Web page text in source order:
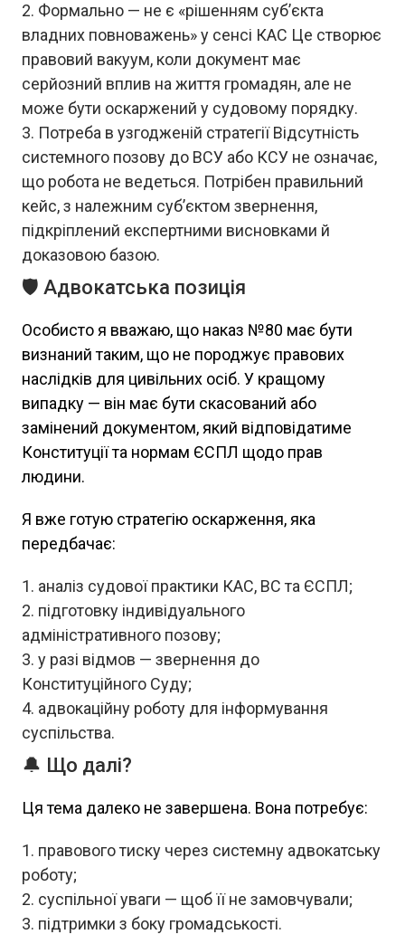
Формально — не є «рішенням суб’єкта
владних повноважень» у сенсі КАС Це створює
правовий вакуум, коли документ має
серйозний вплив на життя громадян, але не
може бути оскаржений у судовому порядку.
Потреба в узгодженій стратегії Відсутність
системного позову до ВСУ або КСУ не означає,
що робота не ведеться. Потрібен правильний
кейс, з належним суб’єктом звернення,
підкріплений експертними висновками й
доказовою базою.
🛡️ Адвокатська позиція
Особисто я вважаю, що наказ №80 має бути
визнаний таким, що не породжує правових
наслідків для цивільних осіб. У кращому
випадку — він має бути скасований або
замінений документом, який відповідатиме
Конституції та нормам ЄСПЛ щодо прав
людини.
Я вже готую стратегію оскарження, яка
передбачає:
аналіз судової практики КАС, ВС та ЄСПЛ;
підготовку індивідуального
адміністративного позову;
у разі відмов — звернення до
Конституційного Суду;
адвокаційну роботу для інформування
суспільства.
🔔 Що далі?
Ця тема далеко не завершена. Вона потребує:
правового тиску через системну адвокатську
роботу;
суспільної уваги — щоб її не замовчували;
підтримки з боку громадськості.